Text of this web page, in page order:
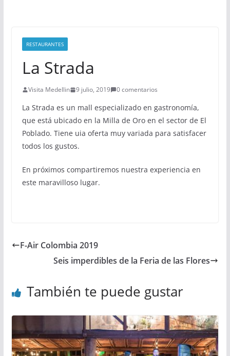
RESTAURANTES
La Strada
Visita Medellin 9 julio, 2019 0 comentarios
La Strada es un mall especializado en gastronomía,
que está ubicado en la Milla de Oro en el sector de El
Poblado. Tiene uia oferta muy variada para satisfacer
todos los gustos.
En próximos compartiremos nuestra experiencia en
este maravilloso lugar.
F-Air Colombia 2019
Seis imperdibles de la Feria de las Flores
También te puede gustar